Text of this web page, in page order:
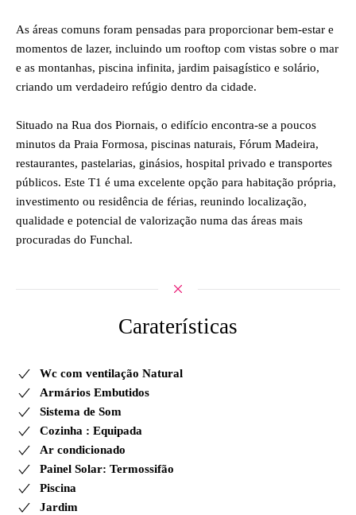
As áreas comuns foram pensadas para proporcionar bem-estar e
momentos de lazer, incluindo um rooftop com vistas sobre o mar
e as montanhas, piscina infinita, jardim paisagístico e solário,
criando um verdadeiro refúgio dentro da cidade.
Situado na Rua dos Piornais, o edifício encontra-se a poucos
minutos da Praia Formosa, piscinas naturais, Fórum Madeira,
restaurantes, pastelarias, ginásios, hospital privado e transportes
públicos. Este T1 é uma excelente opção para habitação própria,
investimento ou residência de férias, reunindo localização,
qualidade e potencial de valorização numa das áreas mais
procuradas do Funchal.
Caraterísticas
Wc com ventilação Natural
Armários Embutidos
Sistema de Som
Cozinha : Equipada
Ar condicionado
Painel Solar: Termossifão
Piscina
Jardim